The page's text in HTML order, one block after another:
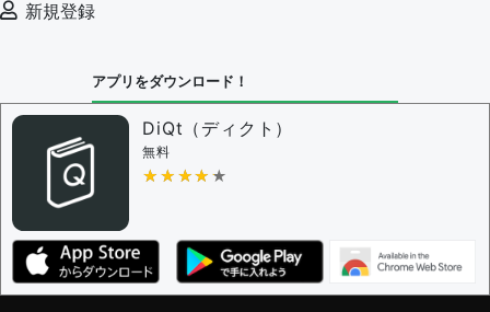
新規登録
アプリをダウンロード！
DiQt（ディクト）
無料
★★★★★
★★★★★